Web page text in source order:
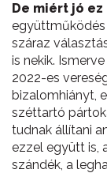
De miért jó ez
együttműködés
száraz
is nekik.
2022-es
bizalomhiányt,
széttartó
tudnak állítani
ezzel együtt is,
szándék, a